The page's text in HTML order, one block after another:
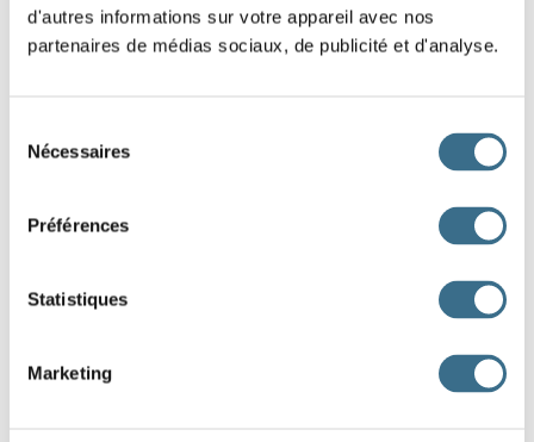
d'autres informations sur votre appareil avec nos
partenaires de médias sociaux, de publicité et d'analyse.
Nécessaires
Préférences
Statistiques
Marketing
2 :
Dialogue